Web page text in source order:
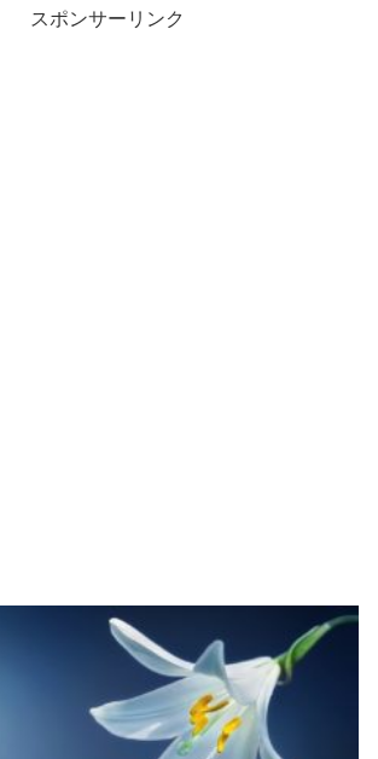
スポンサーリンク